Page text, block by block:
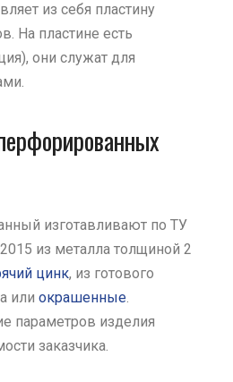
из себя пластину
На пластине есть
они служат для
изготавливают по ТУ
из металла толщиной 2
цинк, из готового
или окрашенные.
параметров изделия
заказчика.